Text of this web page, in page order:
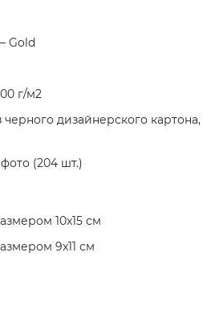
Gold
г/м2
дизайнерского картона,
(204 шт.)
10x15 см
9x11 см